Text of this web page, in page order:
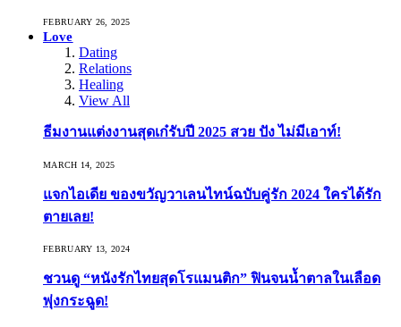
FEBRUARY 26, 2025
Love
Dating
Relations
Healing
View All
ธีมงานแต่งงานสุดเก๋รับปี 2025 สวย ปัง ไม่มีเอาท์!
MARCH 14, 2025
แจกไอเดีย ของขวัญวาเลนไทน์ฉบับคู่รัก 2024 ใครได้รัก
ตายเลย!
FEBRUARY 13, 2024
ชวนดู “หนังรักไทยสุดโรแมนติก” ฟินจนน้ำตาลในเลือด
พุ่งกระฉูด!